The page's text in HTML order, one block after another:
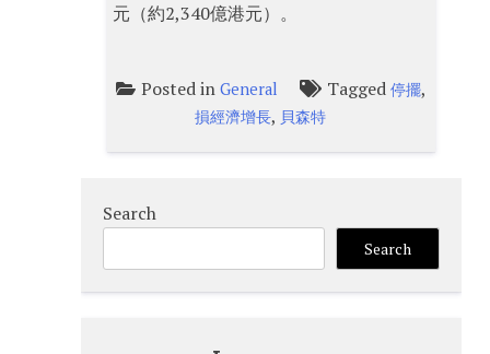
元（約2,340億港元）。
Posted inGeneral Tagged停擺,
損經濟增長, 貝森特
Search
Search